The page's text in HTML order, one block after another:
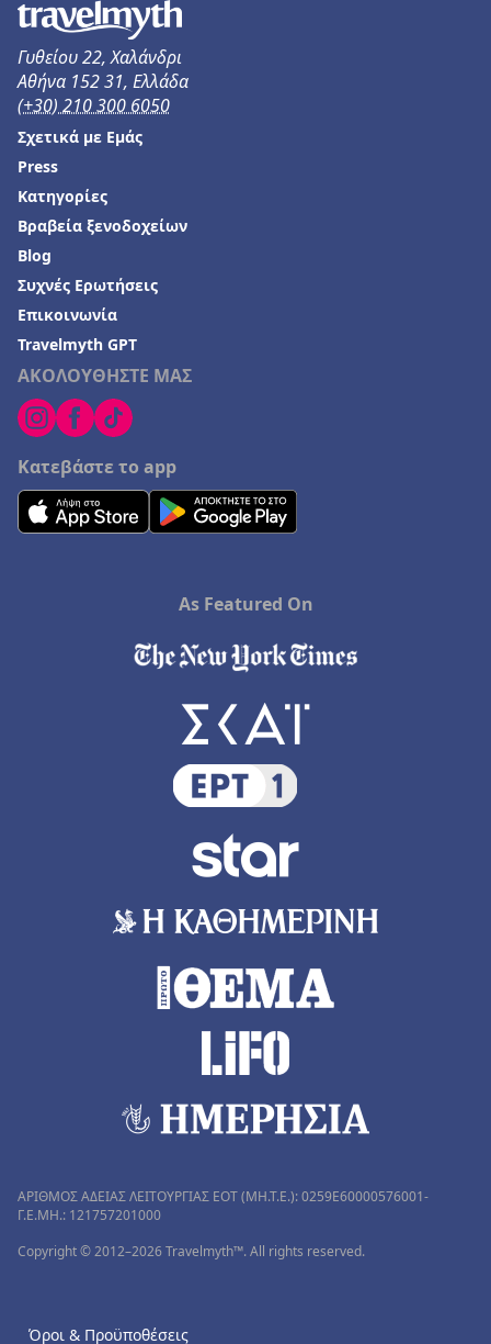
Ξενοδοχεία στην Κρυοπηγή
Ξενοδοχεία στην Αμμουδιά
Ξενοδοχεία σε Αιτωλικό
Ξενοδοχεία στο Δρέπανο
Ξενοδοχεία στο Κανάλι
Ξενοδοχεία στον Πλακιά
Ξενοδοχεία στην Καλόγρια
Γυθείου 22, Χαλάνδρι
Αθήνα 152 31, Ελλάδα
(+30) 210 300 6050
ΑΚΟΛΟΥΘΗΣΤΕ ΜΑΣ
Κατεβάστε το app
Σχετικά με Εμάς
Press
Κατηγορίες
Βραβεία ξενοδοχείων
Blog
Συχνές Ερωτήσεις
Επικοινωνία
Travelmyth GPT
As Featured On
ΑΡΙΘΜΟΣ ΑΔΕΙΑΣ ΛΕΙΤΟΥΡΓΙΑΣ ΕΟΤ (MH.T.E.): 0259Ε60000576001-
Γ.Ε.ΜΗ.: 121757201000
Copyright © 2012–2026 Travelmyth™. All rights reserved.
Όροι & Προϋποθέσεις